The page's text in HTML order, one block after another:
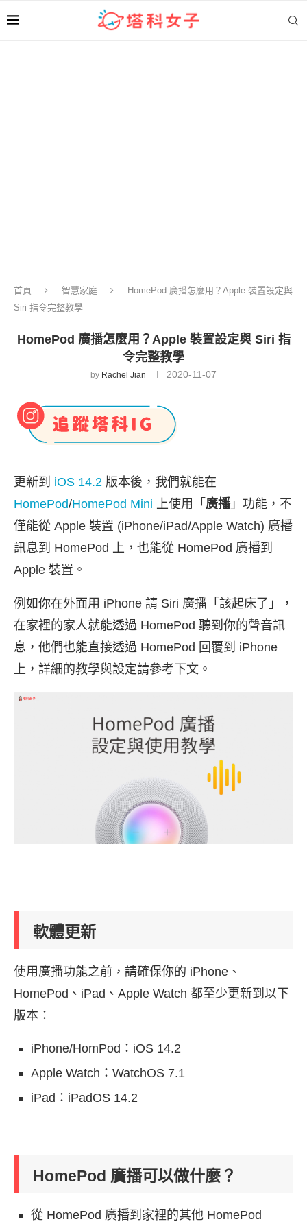
首頁 智慧家庭
HomePod 廣播怎麼用？Apple 裝置設定與
Siri 指令完整教學
HomePod 廣播怎麼用？Apple 裝置設定與 Siri 指
令完整教學
by Rachel Jian 2020-11-07
更新到 iOS 14.2 版本後，我們就能在
HomePod/HomePod Mini 上使用「 廣播」功能，不
僅能從 Apple 裝置 (iPhone/iPad/Apple Watch) 廣播
訊息到 HomePod 上，也能從 HomePod 廣播到
Apple 裝置。
例如你在外面用 iPhone 請 Siri 廣播「該起床了」，
在家裡的家人就能透過 HomePod 聽到你的聲音訊
息，他們也能直接透過 HomePod 回覆到 iPhone
上，詳細的教學與設定請參考下文。
軟體更新
使用廣播功能之前，請確保你的 iPhone、
HomePod、iPad、Apple Watch 都至少更新到以下
版本：
iPhone/HomPod：iOS 14.2
Apple Watch：WatchOS 7.1
iPad：iPadOS 14.2
HomePod 廣播可以做什麼？
從 HomePod 廣播到家裡的其他 HomePod